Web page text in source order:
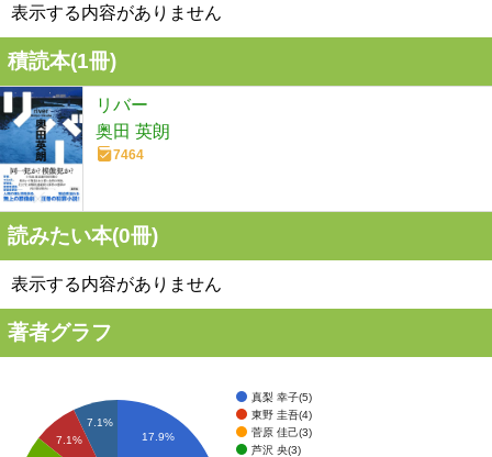
表示する内容がありません
積読本(1冊)
リバー
奥田 英朗
7464
読みたい本(0冊)
表示する内容がありません
著者グラフ
真梨 幸子(5)
東野 圭吾(4)
菅原 佳己(3)
芦沢 央(3)
17.9%
7.1%
7.1%